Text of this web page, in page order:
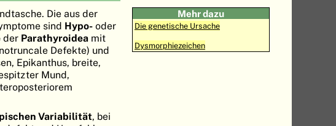
Die aus der
sind Hypo- oder
der Parathyroidea mit
Defekte) und
Epikanthus, breite,
Mund,
Mehr dazu
Die genetische Ursache
Dysmorphiezeichen
Variabilität, bei